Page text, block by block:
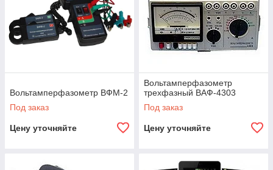
Вольтамперфазометр ВФМ-2
Под заказ
Цену уточняйте
Вольтамперфазометр
трехфазный ВАФ-4303
Под заказ
Цену уточняйте